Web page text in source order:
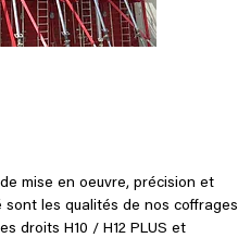
mise en oeuvre, précision et
sont les qualités de nos coffrages
droits H10 / H12 PLUS et